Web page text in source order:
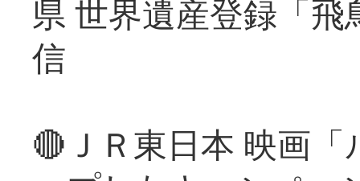
県 世界遺産登録「
信
🔴ＪＲ東日本 映画